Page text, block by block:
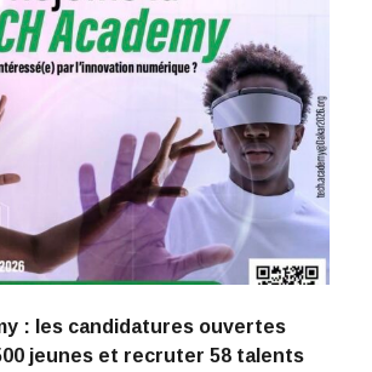
: les candidatures ouvertes
jeunes et recruter 58 talents